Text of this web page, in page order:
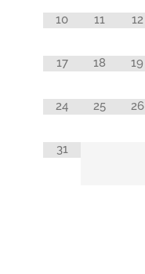
10 11 12
17 18 19
24 25 26
31